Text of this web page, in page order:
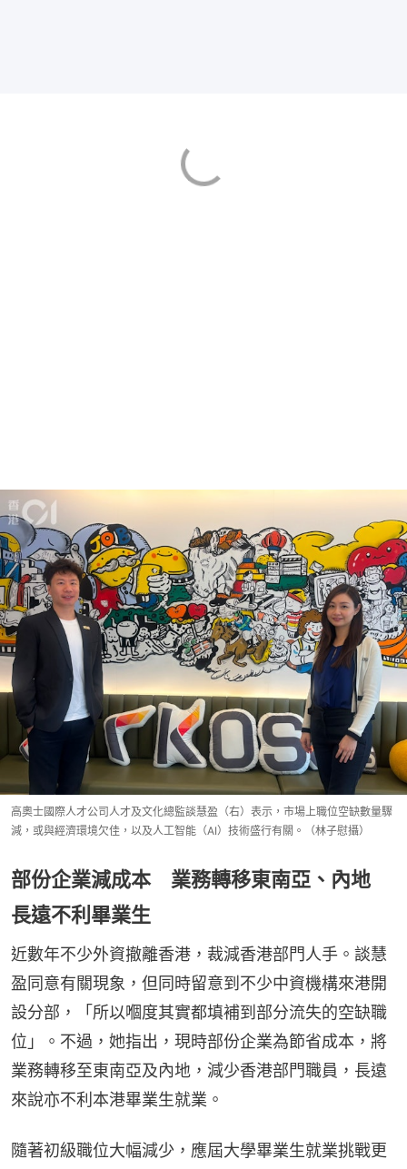
高奧士國際人才公司人才及文化總監談慧盈（右）表示，市場上職位空缺數量驟
減，或與經濟環境欠佳，以及人工智能（AI）技術盛行有關。（林子慰攝）
部份企業減成本 業務轉移東南亞、內地
長遠不利畢業生
近數年不少外資撤離香港，裁減香港部門人手。談慧
盈同意有關現象，但同時留意到不少中資機構來港開
設分部，「所以嗰度其實都填補到部分流失的空缺職
位」。不過，她指出，現時部份企業為節省成本，將
業務轉移至東南亞及內地，減少香港部門職員，長遠
來說亦不利本港畢業生就業。
隨著初級職位大幅減少，應屆大學畢業生就業挑戰更